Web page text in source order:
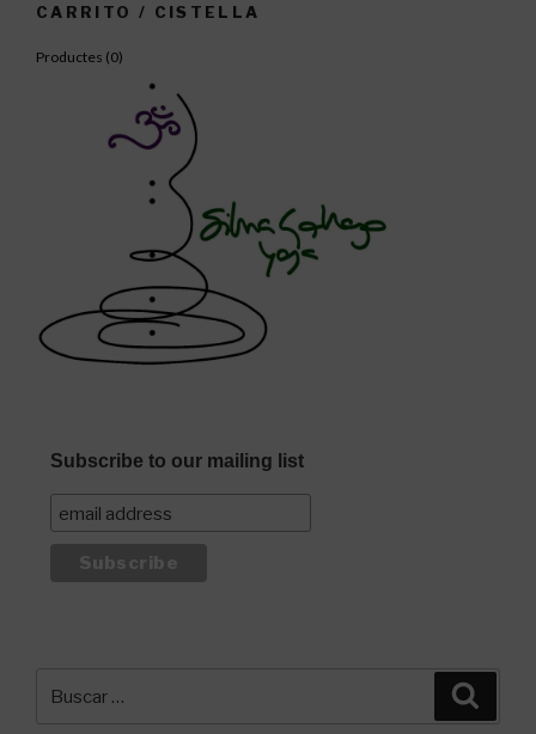
CARRITO / CISTELLA
Productes (0)
Subscribe to our mailing list